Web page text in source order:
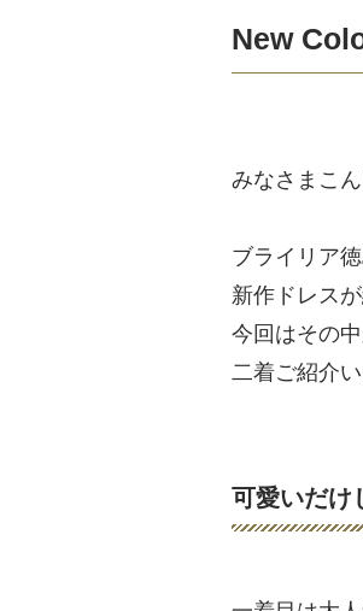
New
みなさまこん
ブライリア
新作ドレス
今回はその
二着ご紹介
可愛いだけ